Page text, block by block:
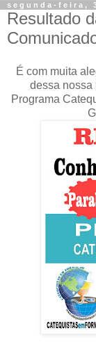
segunda-feira,
Resultado
É com muita
dessa nossa
Programa